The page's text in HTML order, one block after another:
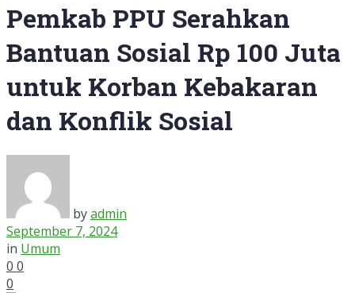
Pemkab PPU Serahkan
Bantuan Sosial Rp 100 Juta
untuk Korban Kebakaran
dan Konflik Sosial
byadmin
September 7, 2024
in Umum
0 0
0